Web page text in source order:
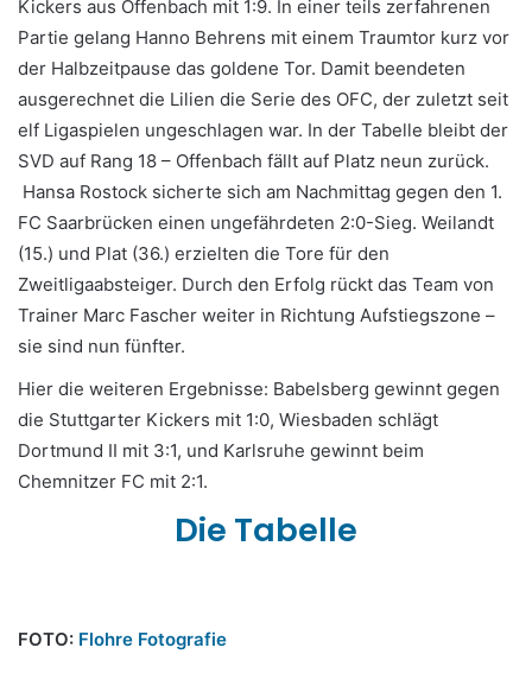
Kickers aus Offenbach mit 1:9. In einer teils zerfahrenen
Partie gelang Hanno Behrens mit einem Traumtor kurz vor
der Halbzeitpause das goldene Tor. Damit beendeten
ausgerechnet die Lilien die Serie des OFC, der zuletzt seit
elf Ligaspielen ungeschlagen war. In der Tabelle bleibt der
SVD auf Rang 18 – Offenbach fällt auf Platz neun zurück.
Hansa Rostock sicherte sich am Nachmittag gegen den 1.
FC Saarbrücken einen ungefährdeten 2:0-Sieg. Weilandt
(15.) und Plat (36.) erzielten die Tore für den
Zweitligaabsteiger. Durch den Erfolg rückt das Team von
Trainer Marc Fascher weiter in Richtung Aufstiegszone –
sie sind nun fünfter.
Hier die weiteren Ergebnisse: Babelsberg gewinnt gegen
die Stuttgarter Kickers mit 1:0, Wiesbaden schlägt
Dortmund II mit 3:1, und Karlsruhe gewinnt beim
Chemnitzer FC mit 2:1.
Die Tabelle
FOTO: Flohre Fotografie